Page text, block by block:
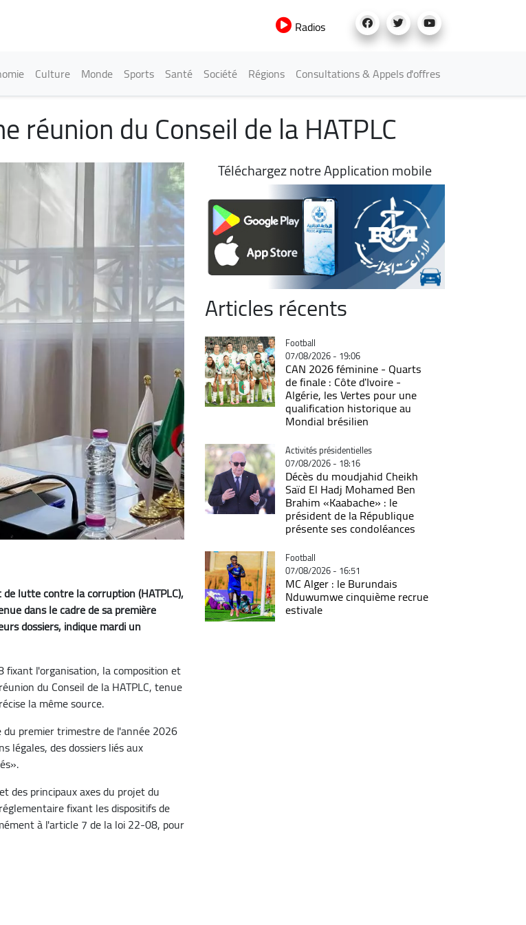
Radios
Culture Monde Sports Santé Société Régions Consultations & Appels d'offres
du Conseil de la HATPLC
lutte contre la corruption (HATPLC),
dans le cadre de sa première
dossiers, indique mardi un
l'organisation, la composition et
du Conseil de la HATPLC, tenue
la même source.
premier trimestre de l'année 2026
légales, des dossiers liés aux
des principaux axes du projet du
fixant les dispositifs de
à l'article 7 de la loi 22-08, pour
Téléchargez notre Application mobile
Articles récents
Catégorie
Football
07/08/2026 - 19:06
CAN 2026 féminine - Quarts
de finale : Côte d'Ivoire -
Algérie, les Vertes pour une
qualification historique au
Mondial brésilien
Catégorie
Activités présidentielles
07/08/2026 - 18:16
Décès du moudjahid Cheikh
Saïd El Hadj Mohamed Ben
Brahim «Kaabache» : le
président de la République
présente ses condoléances
Catégorie
Football
07/08/2026 - 16:51
MC Alger : le Burundais
Nduwumwe cinquième recrue
estivale